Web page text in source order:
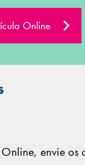
Online
envie os